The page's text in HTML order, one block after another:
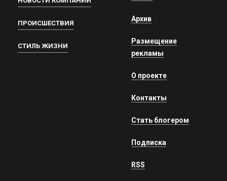
ПРОИСШЕСТВИЯ
СТИЛЬ ЖИЗНИ
Архив
Размещение
рекламы
О проекте
Контакты
Стать блогером
Подписка
RSS